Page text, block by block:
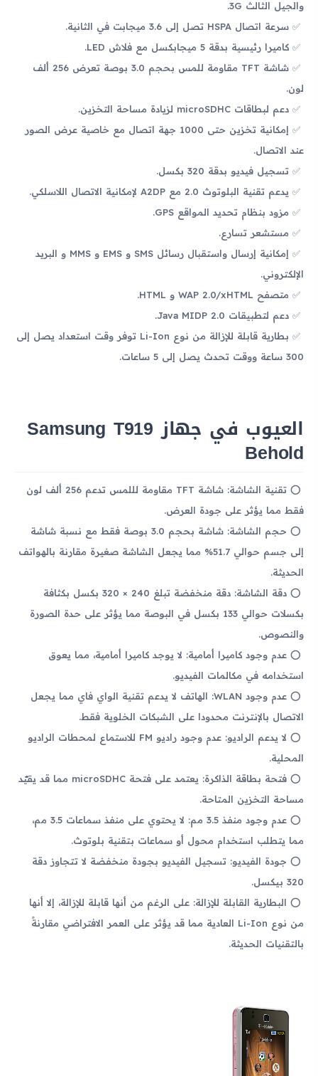
والجيل الثالث 3G.
سرعة اتصال HSPA تصل إلى 3.6 ميجابت في الثانية.
كاميرا رئيسية بدقة 5 ميجابكسل مع فلاش LED.
شاشة TFT مقاومة للمس بحجم 3.0 بوصة تعرض 256 ألف
لون.
دعم لبطاقات microSDHC لزيادة مساحة التخزين.
إمكانية تخزين حتى 1000 جهة اتصال مع خاصية عرض الصور
عند الاتصال.
تسجيل فيديو بدقة 320 بكسل.
يدعم تقنية البلوتوث 2.0 مع A2DP لإمكانية الاتصال اللاسلكي.
مزود بنظام تحديد المواقع GPS.
مستشعر تسارع.
إمكانية إرسال واستقبال رسائل SMS و EMS و MMS و البريد
الإلكتروني.
متصفح WAP 2.0/xHTML و HTML.
دعم لتطبيقات Java MIDP 2.0.
بطارية قابلة للإزالة من نوع Li-Ion توفر وقت استعداد يصل إلى
300 ساعة ووقت تحدث يصل إلى 5 ساعات.
العيوب في جهاز Samsung T919
Behold
تقنية الشاشة: شاشة TFT مقاومة لللمس تدعم 256 ألف لون
فقط مما يؤثر على جودة العرض.
حجم الشاشة: شاشة بحجم 3.0 بوصة فقط مع نسبة شاشة
إلى جسم حوالي 51.7% مما يجعل الشاشة صغيرة مقارنة بالهواتف
الحديثة.
دقة الشاشة: دقة منخفضة تبلغ 240 × 320 بكسل بكثافة
بكسلات حوالي 133 بكسل في البوصة مما يؤثر على حدة الصورة
والنصوص.
عدم وجود كاميرا أمامية: لا يوجد كاميرا أمامية، مما يعوق
استخدامه في مكالمات الفيديو.
عدم وجود WLAN: الهاتف لا يدعم تقنية الواي فاي مما يجعل
الاتصال بالإنترنت محدودا على الشبكات الخلوية فقط.
لا يدعم الراديو: عدم وجود راديو FM للاستماع لمحطات الراديو
المحلية.
فتحة بطاقة الذاكرة: يعتمد على فتحة microSDHC مما قد يقيّد
مساحة التخزين المتاحة.
عدم وجود منفذ 3.5 مم: لا يحتوي على منفذ سماعات 3.5 مم،
مما يتطلب استخدام محول أو سماعات بتقنية بلوتوث.
جودة الفيديو: تسجيل الفيديو بجودة منخفضة لا تتجاوز دقة
320 بيكسل.
البطارية القابلة للإزالة: على الرغم من أنها قابلة للإزالة، إلا أنها
من نوع Li-Ion العادية مما قد يؤثر على العمر الافتراضي مقارنةً
بالتقنيات الحديثة.